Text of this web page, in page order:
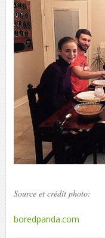
Source et crédit photo:
boredpanda.com